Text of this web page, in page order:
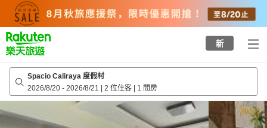
top
page
新
Spacio Caliraya 度假村
2026/8/20 - 2026/8/21 | 2 位住客 | 1 間房